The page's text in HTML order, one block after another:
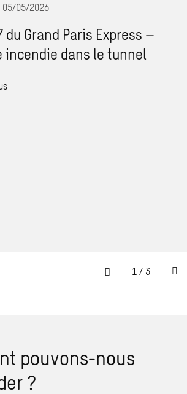
05/05/2026
du Grand Paris Express –
incendie dans le tunnel
1 / 3
pouvons-nous
?